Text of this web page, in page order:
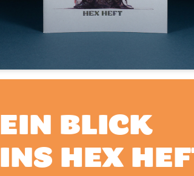
EIN BLICK
INS HEX